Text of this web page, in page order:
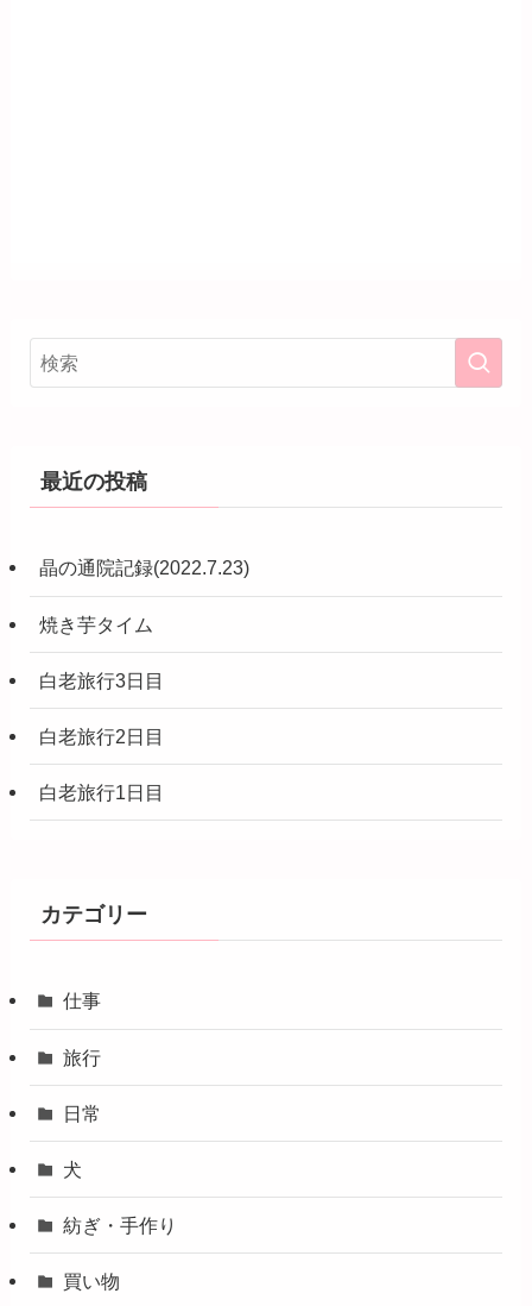
最近の投稿
晶の通院記録(2022.7.23)
焼き芋タイム
白老旅行3日目
白老旅行2日目
白老旅行1日目
カテゴリー
仕事
旅行
日常
犬
紡ぎ・手作り
買い物